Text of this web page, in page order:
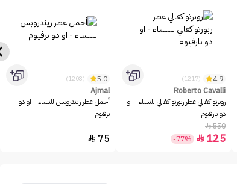
4.9
(1217)
Roberto Cavalli
روبرتو كفالي عطر ربورتو كفالي للنساء - او
دو بارفيوم
550

125

-77%
5.0
(1208)
Ajmal
أجمل عطر ريندروبس للنساء - او دو
برفيوم
75
